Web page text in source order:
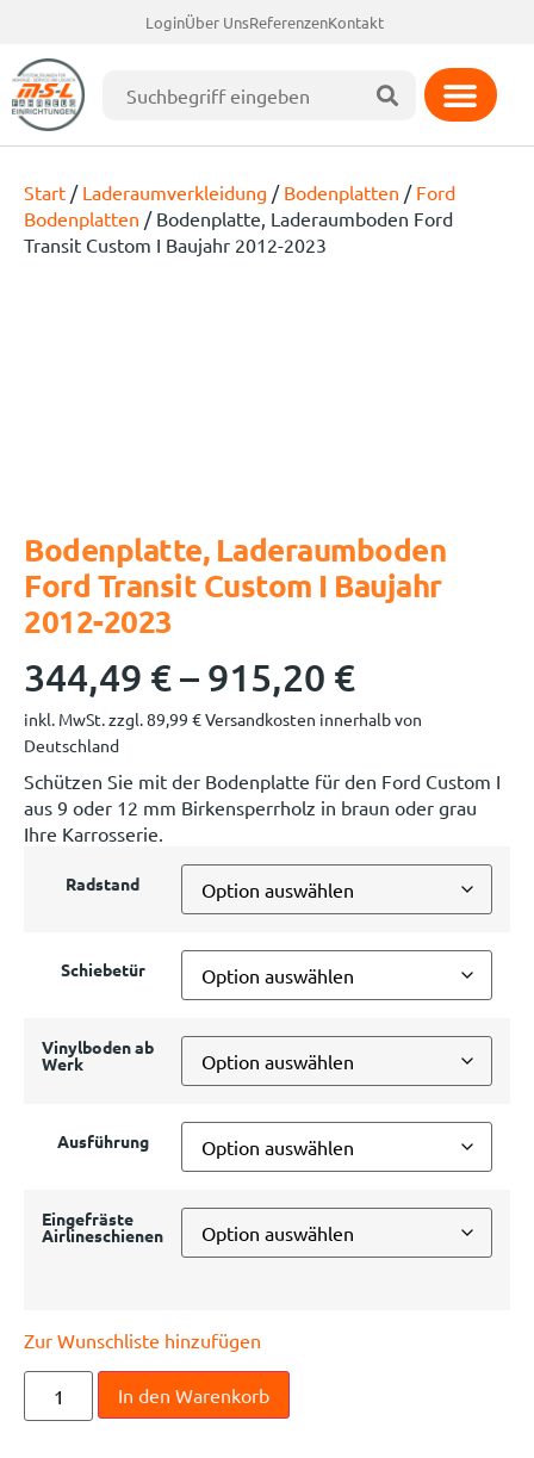
LoginÜber UnsReferenzenKontakt
Start / Laderaumverkleidung / Bodenplatten / Ford
Bodenplatten / Bodenplatte, Laderaumboden Ford
Transit Custom I Baujahr 2012-2023
Bodenplatte, Laderaumboden
Ford Transit Custom I Baujahr
2012-2023
344,49 €– 915,20 €
inkl. MwSt. zzgl. 89,99 €Versandkosten innerhalb von
Deutschland
Schützen Sie mit der Bodenplatte für den Ford Custom I
aus 9 oder 12 mm Birkensperrholz in braun oder grau
Ihre Karrosserie.
Radstand
Schiebetür
Vinylboden ab
Werk
Ausführung
Eingefräste
Airlineschienen
Zur Wunschliste hinzufügen
In den Warenkorb